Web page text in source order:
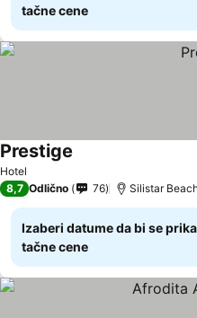
tačne cene
Hotel
Prestige
8,7 Odlično 76 Silistar
Izaberi datume da bi se
tačne cene